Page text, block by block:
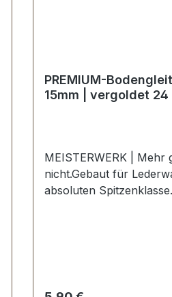
PREMIUM-
15mm | vergoldet 24
MEISTERWERK | Mehr
nicht.Gebaut für
absoluten
GERMANY.Material: